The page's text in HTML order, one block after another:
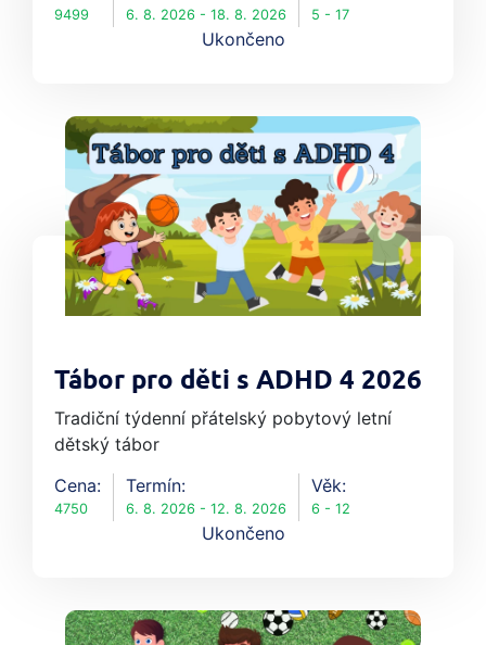
9499 6. 8. 2026 - 18. 8. 2026 5 - 17
Ukončeno
Tábor pro děti s ADHD 4 2026
Tradiční týdenní přátelský pobytový letní
dětský tábor
Cena:
4750
Termín:
6. 8. 2026 - 12. 8. 2026
Věk:
6 - 12
Ukončeno